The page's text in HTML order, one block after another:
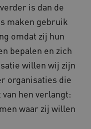
is dan de
maken gebruik
omdat zij hun
bepalen en zich
willen wij zijn
organisaties die
hen verlangt:
waar zij willen